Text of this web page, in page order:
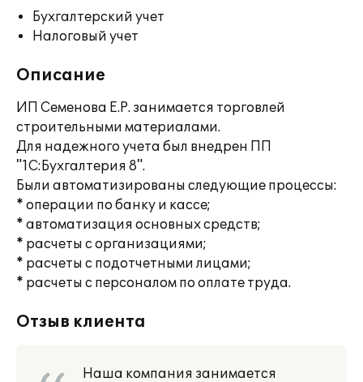
Бухгалтерский учет
Налоговый учет
Описание
ИП Семенова Е.Р. занимается торговлей
строительными материалами.
Для надежного учета был внедрен ПП
"1С:Бухгалтерия 8".
Были автоматизированы следующие процессы:
* операции по банку и кассе;
* автоматизация основных средств;
* расчеты с организациями;
* расчеты с подотчетными лицами;
* расчеты с персоналом по оплате труда.
Отзыв клиента
Наша компания занимается